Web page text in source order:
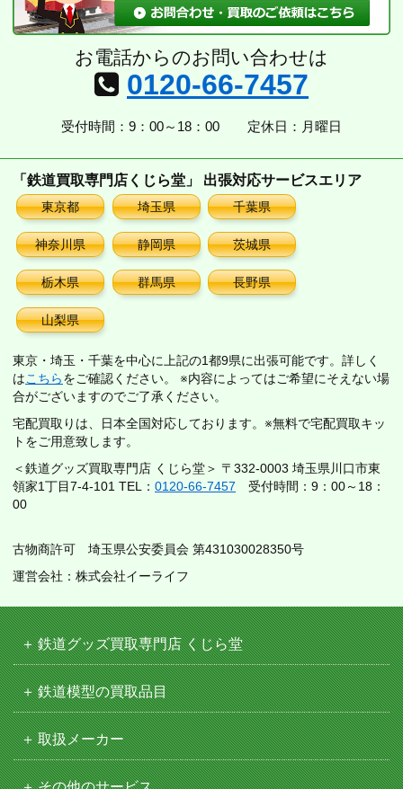
お電話からのお問い合わせは
0120-66-7457
受付時間：9：00～18：00 定休日：月曜日
「鉄道買取専門店くじら堂」 出張対応サービスエリア
東京都 埼玉県 千葉県
神奈川県 静岡県 茨城県
栃木県 群馬県 長野県
山梨県
東京・埼玉・千葉を中心に上記の1都9県に出張可能です。詳しく
はこちらをご確認ください。 ※内容によってはご希望にそえない場
合がございますのでご了承ください。
宅配買取りは、日本全国対応しております。※無料で宅配買取キッ
トをご用意致します。
＜鉄道グッズ買取専門店 くじら堂＞ 〒332-0003 埼玉県川口市東
領家1丁目7-4-101 TEL： 0120-66-7457 受付時間：9：00～18：
00
古物商許可 埼玉県公安委員会 第431030028350号
運営会社：株式会社イーライフ
鉄道グッズ買取専門店 くじら堂
鉄道模型の買取品目
取扱メーカー